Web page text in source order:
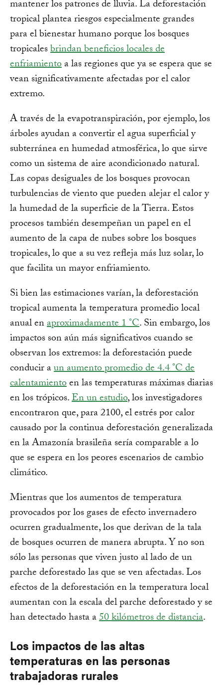
mantener los patrones de lluvia. La deforestación
tropical plantea riesgos especialmente grandes
para el bienestar humano porque los bosques
tropicalesbrindan beneficios locales de
enfriamientoa las regiones que ya se espera que se
vean significativamente afectadas por el calor
extremo.
A través de la evapotranspiración, por ejemplo, los
árboles ayudan a convertir el agua superficial y
subterránea en humedad atmosférica, lo que sirve
como un sistema de aire acondicionado natural.
Las copas desiguales de los bosques provocan
turbulencias de viento que pueden alejar el calor y
la humedad de la superficie de la Tierra. Estos
procesos también desempeñan un papel en el
aumento de la capa de nubes sobre los bosques
tropicales, lo que a su vez refleja más luz solar, lo
que facilita un mayor enfriamiento.
Si bien las estimaciones varían, la deforestación
tropical aumenta la temperatura promedio local
anual enaproximadamente 1 °C. Sin embargo, los
impactos son aún más significativos cuando se
observan los extremos: la deforestación puede
conducir aun aumento promedio de 4.4 °C de
calentamientoen las temperaturas máximas diarias
en los trópicos.En un estudio, los investigadores
encontraron que, para 2100, el estrés por calor
causado por la continua deforestación generalizada
en la Amazonía brasileña sería comparable a lo
que se espera en los peores escenarios de cambio
climático.
Mientras que los aumentos de temperatura
provocados por los gases de efecto invernadero
ocurren gradualmente, los que derivan de la tala
de bosques ocurren de manera abrupta. Y no son
sólo las personas que viven justo al lado de un
parche deforestado las que se ven afectadas. Los
efectos de la deforestación en la temperatura local
aumentan con la escala del parche deforestado y se
han detectado hasta a50 kilómetros de distancia.
Los impactos de las altas
temperaturas en las personas
trabajadoras rurales